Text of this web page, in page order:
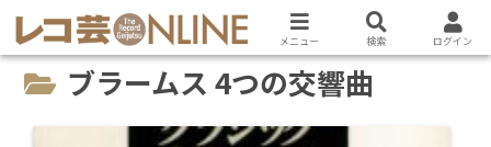
ブラームス 4つの交響曲
メニュー 検索 ログイン